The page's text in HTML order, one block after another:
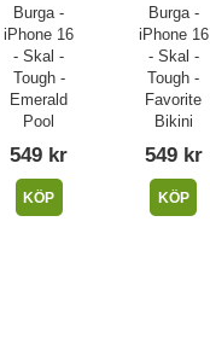
Burga -
iPhone 16
- Skal -
Tough -
Emerald
Pool
549 kr
KÖP
Burga -
iPhone 16
- Skal -
Tough -
Favorite
Bikini
549 kr
KÖP